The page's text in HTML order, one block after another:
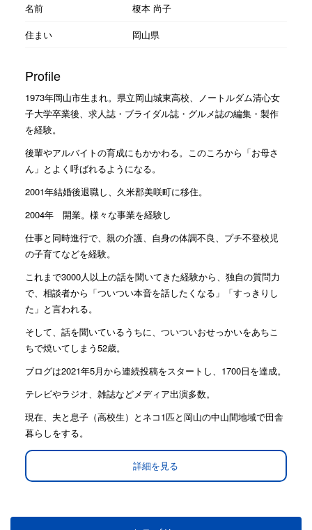
名前
榎本 尚子
住まい
岡山県
Profile
1973年岡山市生まれ。県立岡山城東高校、ノートルダム清心女
子大学卒業後、求人誌・ブライダル誌・グルメ誌の編集・製作
を経験。
後輩やアルバイトの育成にもかかわる。このころから「お母さ
ん」とよく呼ばれるようになる。
2001年結婚後退職し、久米郡美咲町に移住。
2004年 開業。様々な事業を経験し
仕事と同時進行で、親の介護、自身の体調不良、プチ不登校児
の子育てなどを経験。
これまで3000人以上の話を聞いてきた経験から、独自の質問力
で、相談者から「ついつい本音を話したくなる」「すっきりし
た」と言われる。
そして、話を聞いているうちに、ついついおせっかいをあちこ
ちで焼いてしまう52歳。
ブログは2021年5月から連続投稿をスタートし、1700日を達成。
テレビやラジオ、雑誌などメディア出演多数。
現在、夫と息子（高校生）とネコ1匹と岡山の中山間地域で田舎
暮らしをする。
詳細を見る